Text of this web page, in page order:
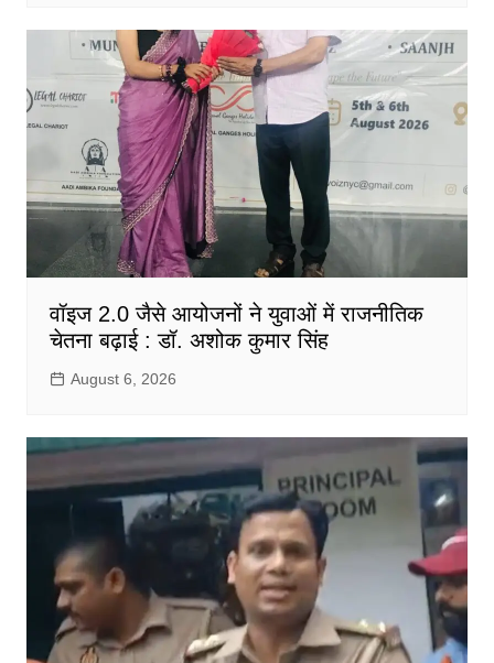
वॉइज 2.0 जैसे आयोजनों ने युवाओं में राजनीतिक
चेतना बढ़ाई : डॉ. अशोक कुमार सिंह
August 6, 2026